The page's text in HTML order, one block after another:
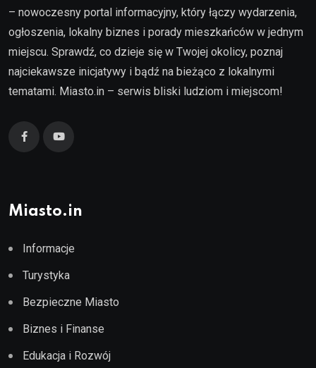
– nowoczesny portal informacyjny, który łączy wydarzenia,
ogłoszenia, lokalny biznes i porady mieszkańców w jednym
miejscu. Sprawdź, co dzieje się w Twojej okolicy, poznaj
najciekawsze inicjatywy i bądź na bieżąco z lokalnymi
tematami. Miasto.in – serwis bliski ludziom i miejscom!
Miasto.in
Informacje
Turystyka
Bezpieczne Miasto
Biznes i Finanse
Edukacja i Rozwój